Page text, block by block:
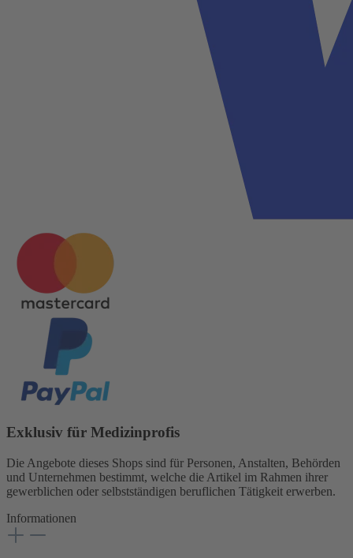
Exklusiv für Medizinprofis
Die Angebote dieses Shops sind für Personen, Anstalten, Behörden
und Unternehmen bestimmt, welche die Artikel im Rahmen ihrer
gewerblichen oder selbstständigen beruflichen Tätigkeit erwerben.
Informationen